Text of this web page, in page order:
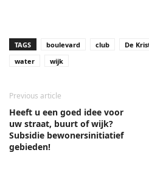
TAGS boulevard club De
water
wijk
Previous article
Heeft u een goed idee voor
uw straat, buurt of wijk?
Subsidie bewonersinitiatief
gebieden!